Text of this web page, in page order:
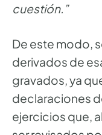
cuestión.”
De este modo,
derivados de
gravados, ya
declaraciones
ejercicios que,